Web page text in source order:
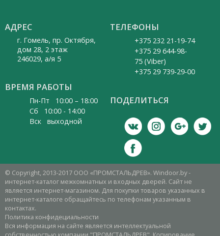
АДРЕС
г. Гомель, пр. Октября,
дом 28, 2 этаж
246029, а/я 5
ВРЕМЯ РАБОТЫ
Пн-Пт 10:00 – 18:00
Cб 10:00 - 14:00
Вск выходной
ТЕЛЕФОНЫ
+375 232 21-19-74
+375 29 644-98-
75 (Viber)
+375 29 739-29-00
ПОДЕЛИТЬСЯ
© Copyright, 2013-2017 ООО «ПРОМСТАЛЬДРЕВ». Windoor.by -
интернет-каталог межкомнатных и входных дверей. Сайт не
является интернет-магазином. Для покупки товаров указанных в
интернет-каталоге обращайтесь по телефонам указанным в
контактах.
Политика конфидециальности
Вся информация на сайте является интеллектуальной